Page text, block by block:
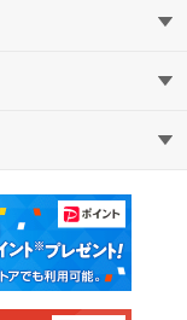
す
ション
建て
まいの先生